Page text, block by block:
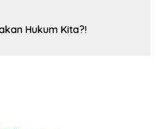
Hukum Kita?!